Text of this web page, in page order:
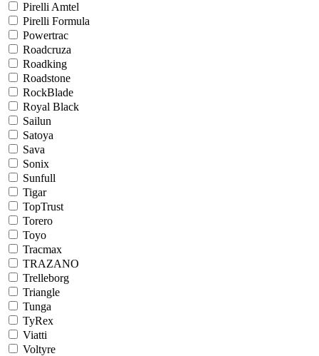
Pirelli Amtel
Pirelli Formula
Powertrac
Roadcruza
Roadking
Roadstone
RockBlade
Royal Black
Sailun
Satoya
Sava
Sonix
Sunfull
Tigar
TopTrust
Torero
Toyo
Tracmax
TRAZANO
Trelleborg
Triangle
Tunga
TyRex
Viatti
Voltyre